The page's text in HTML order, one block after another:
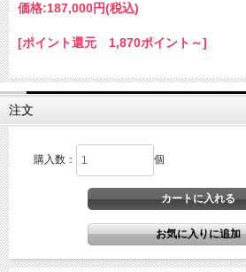
価格:187,000円(税込)
[ポイント還元 1,870ポイント～]
注文
購入数： 個